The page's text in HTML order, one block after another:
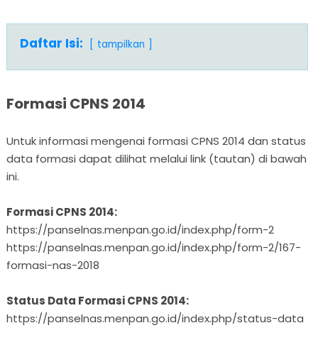
Daftar Isi: tampilkan
Formasi CPNS 2014
Untuk informasi mengenai formasi CPNS 2014 dan status
data formasi dapat dilihat melalui link (tautan) di bawah
ini.
Formasi CPNS 2014:
https://panselnas.menpan.go.id/index.php/form-2
https://panselnas.menpan.go.id/index.php/form-2/167-
formasi-nas-2018
Status Data Formasi CPNS 2014:
https://panselnas.menpan.go.id/index.php/status-data